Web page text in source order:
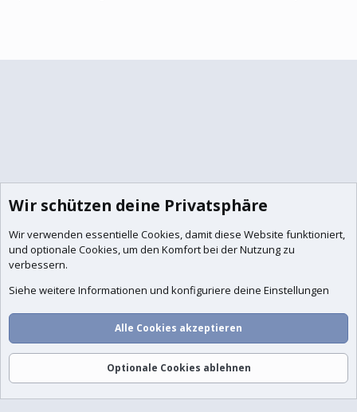
Wir schützen deine Privatsphäre
Wir verwenden essentielle Cookies, damit diese Website funktioniert,
und optionale Cookies, um den Komfort bei der Nutzung zu
verbessern.
Siehe weitere Informationen und konfiguriere deine Einstellungen
Alle Cookies akzeptieren
Optionale Cookies ablehnen